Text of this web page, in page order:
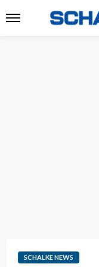
SCHALKE NEWS